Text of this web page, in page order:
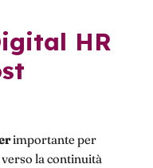
HR
importante per
verso la continuità